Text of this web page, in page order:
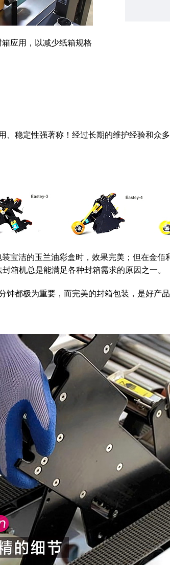
应用，以减少纸箱规格
、稳定性强著称！经过长期的维护经验和众
宝洁的玉兰油彩盒时，效果完美；但在金佰
封箱机总是能满足各种封箱需求的原因之一。
都极为重要，而完美的封箱包装，是好产品